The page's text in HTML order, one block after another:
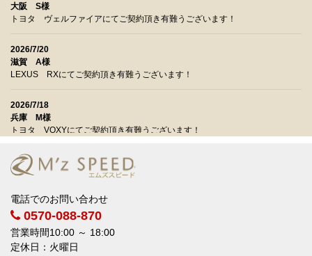
大阪 S様
トヨタ ヴェルファイアにてご契約頂き有難うございます！
2026/7/20
滋賀 A様
LEXUS RXにてご契約頂き有難うございます！
2026/7/18
兵庫 M様
トヨタ VOXYにてご契約頂き有難うございます！
2026/7/18
大阪 U様
2026/7/18
奈良 O様
トヨタ クラウンスポーツにてご契約頂き有難うございます！
電話でのお問い合わせ
0570-088-870
営業時間10:00 ～ 18:00
定休日：火曜日